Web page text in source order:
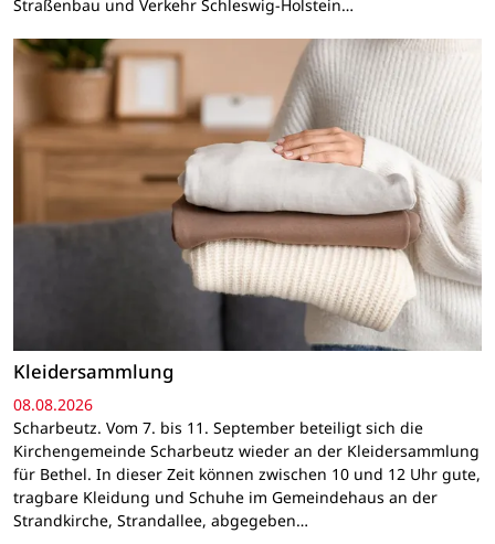
Straßenbau und Verkehr Schleswig-Holstein…
Kleidersammlung
08.08.2026
Scharbeutz. Vom 7. bis 11. September beteiligt sich die
Kirchengemeinde Scharbeutz wieder an der Kleidersammlung
für Bethel. In dieser Zeit können zwischen 10 und 12 Uhr gute,
tragbare Kleidung und Schuhe im Gemeindehaus an der
Strandkirche, Strandallee, abgegeben…